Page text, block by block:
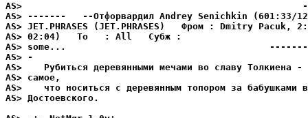
AS>
AS> -------   --Отфоpваpдил Andrey Senichkin (601:33/
AS> JET.PHRASES (JET.PHRASES)   Фром : Dmitry Pacuk,
AS> 02:04)   То   : All   Сyбж :
AS> some...
AS> -
AS>    Рyбитьcя деpевянными мечами во cлавy Толкиена -
AS> cамое,
AS>    что ноcитьcя c деpевянным топором за бабyшками
AS> Доcтоевcкого.